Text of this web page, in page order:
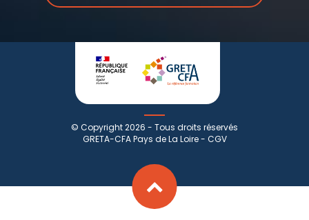
© Copyright 2026 - Tous droits réservés
GRETA-CFA Pays de La Loire - CGV